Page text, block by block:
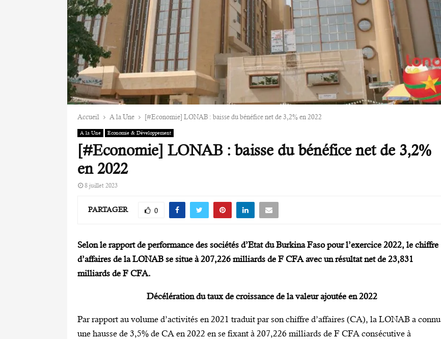
Accueil A la Une [#Economie] LONAB : baisse du bénéfice net de 3,2% en 2022
A la Une Economie & Développement
[#Economie] LONAB : baisse du bénéfice net de 3,2%
en 2022
8 juillet 2023
PARTAGER 0
Selon le rapport de performance des sociétés d’Etat du Burkina Faso pour l’exercice 2022, le chiffre
d’affaires de la LONAB se situe à 207,226 milliards de F CFA avec un résultat net de 23,831
milliards de F CFA.
Décélération du taux de croissance de la valeur ajoutée en 2022
Par rapport au volume d’activités en 2021 traduit par son chiffre d’affaires (CA), la LONAB a connu
une hausse de 3,5% de CA en 2022 en se fixant à 207,226 milliards de F CFA consécutive à